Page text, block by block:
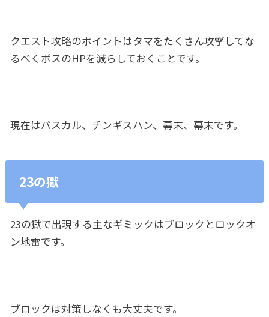
クエスト攻略のポイントはタマをたくさん攻撃してな
るべくボスのHPを減らしておくことです。
現在はパスカル、チンギスハン、幕末、幕末です。
23の獄
23の獄で出現する主なギミックはブロックとロックオ
ン地雷です。
ブロックは対策しなくも大丈夫です。